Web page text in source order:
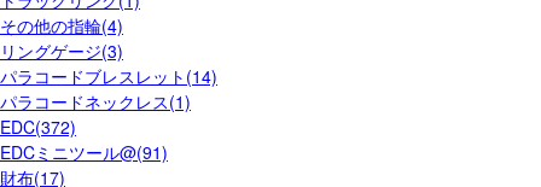
その他の指輪(4)
リングゲージ(3)
パラコードブレスレット(14)
パラコードネックレス(1)
EDC(372)
EDCミニツール@(91)
財布(17)